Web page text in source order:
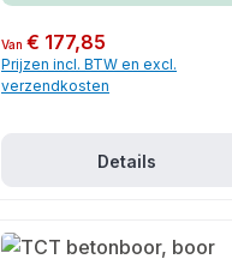
Normale prijs:
Van€ 177,85
Prijzen incl. BTW en excl.
verzendkosten
Details